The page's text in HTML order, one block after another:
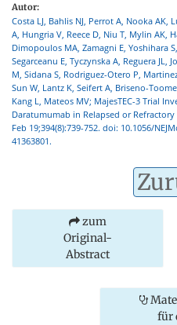
Autor:
Costa LJ, Bahlis NJ, Perrot A, Nooka AK,
A, Hungria V, Reece D, Niu T, Mylin AK,
Dimopoulos MA, Zamagni E, Yoshihara
Segarceanu E, Tyczynska A, Reguera
M, Sidana S, Rodriguez-Otero P,
Sun W, Lantz K, Seifert A, Briseno-
Kang L, Mateos MV; MajesTEC-3 Trial
Daratumumab in Relapsed or
Feb 19;394(8):739-752. doi: 10.1056/
41363801.
zum
Original-
Abstract
für